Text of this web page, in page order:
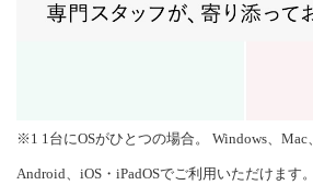
※1 1台にOSがひとつの場合。 Windows、Mac
Android、iOS・iPadOSでご利用いただけます。